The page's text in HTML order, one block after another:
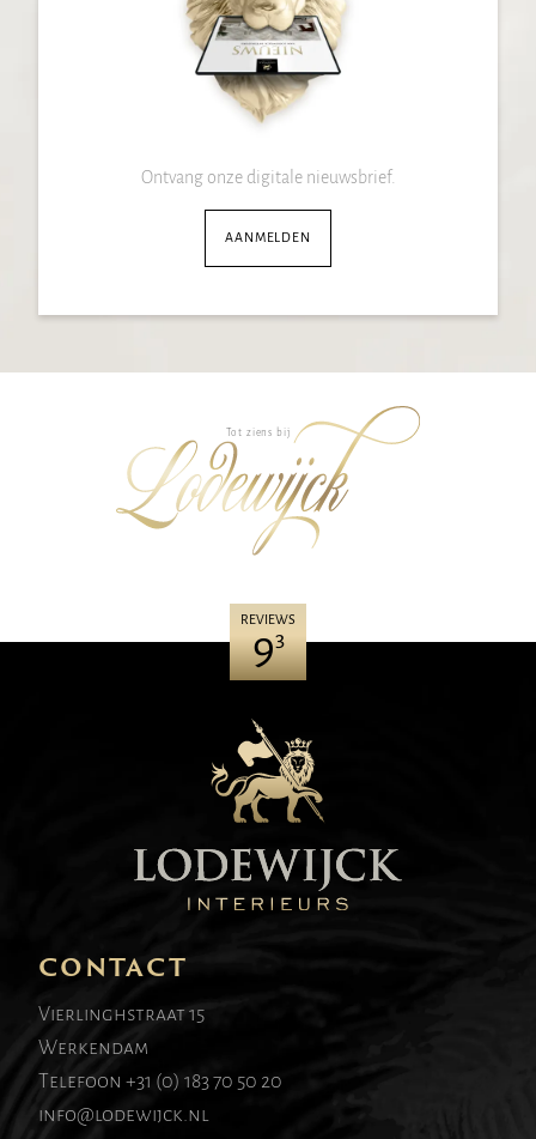
Ontvang onze digitale nieuwsbrief.
AANMELDEN
Tot ziens bij
REVIEWS
93
CONTACT
Vierlinghstraat 15
Werkendam
Telefoon +31 (0) 183 70 50 20
info@lodewijck.nl